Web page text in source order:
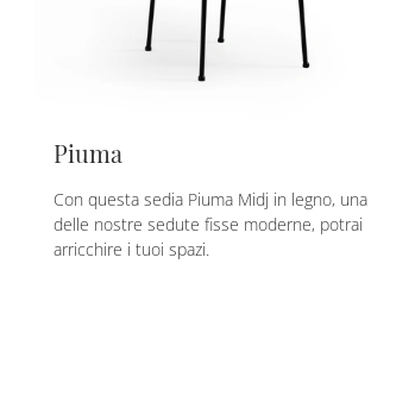
Piuma
Con questa sedia Piuma Midj in legno, una
delle nostre sedute fisse moderne, potrai
arricchire i tuoi spazi.